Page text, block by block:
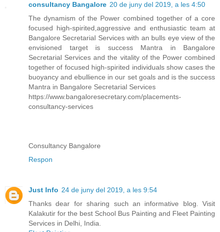
consultancy Bangalore 20 de juny del 2019, a les 4:50
The dynamism of the Power combined together of a core
focused high-spirited,aggressive and enthusiastic team at
Bangalore Secretarial Services with an bulls eye view of the
envisioned target is success Mantra in Bangalore
Secretarial Services and the vitality of the Power combined
together of focused high-spirited individuals show cases the
buoyancy and ebullience in our set goals and is the success
Mantra in Bangalore Secretarial Services
https://www.bangaloresecretary.com/placements-
consultancy-services
Consultancy Bangalore
Respon
Just Info 24 de juny del 2019, a les 9:54
Thanks dear for sharing such an informative blog. Visit
Kalakutir for the best School Bus Painting and Fleet Painting
Services in Delhi, India.